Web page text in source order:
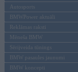
Autosports
BMWPower aktuāli
Reklāmas raksti
Mēneša BMW
Sērijveida tūnings
BMW pasaules jaunumi
BMW koncepti